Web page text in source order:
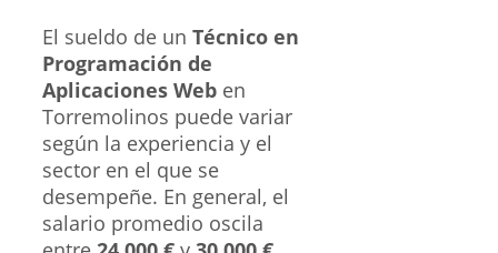
El sueldo de un Técnico en
Programación de
Aplicaciones Web en
Torremolinos puede variar
según la experiencia y el
sector en el que se
desempeñe. En general, el
salario promedio oscila